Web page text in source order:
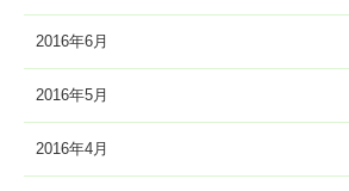
2016年6月
2016年5月
2016年4月